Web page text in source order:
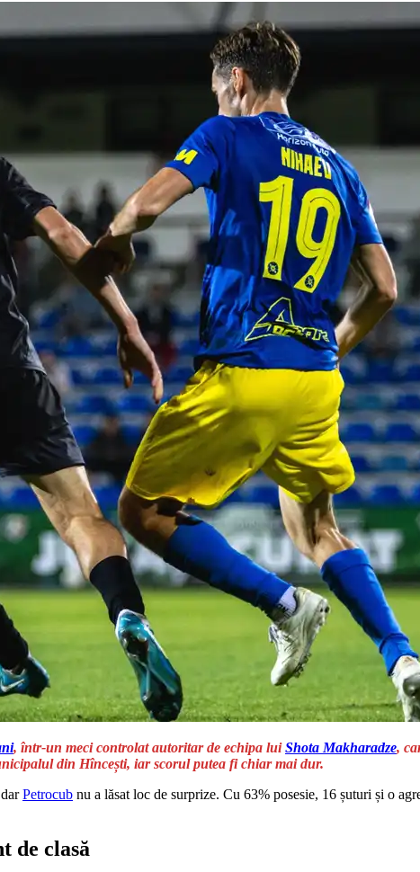
, într-un meci controlat autoritar de echipa luiShota Makharadze,
din Hîncești, iar scorul putea fi chiar mai dur.
Petrocub nu a lăsat loc de surprize. Cu 63% posesie, 16 șuturi și o
de clasă